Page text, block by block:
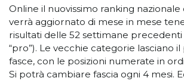
Online il nuovissimo ranking nazionale
verrà aggiornato di mese in mese
risultati delle 52 settimane precedenti
“pro”). Le vecchie categorie lasciano
fasce, con le posizioni numerate in
Si potrà cambiare fascia ogni 4 mesi.